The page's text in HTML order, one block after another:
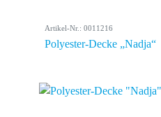
Artikel-Nr.: 0011216
Polyester-Decke „Nadja“